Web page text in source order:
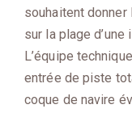
souhaitent donner
sur la plage
L’équipe
entrée de piste
coque de navire